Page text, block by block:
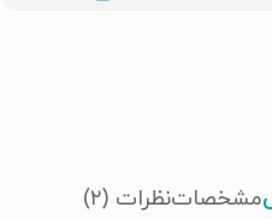
مشخصاتنظرات (۲)